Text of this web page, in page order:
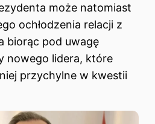
może natomiast
ochłodzenia relacji z
biorąc pod uwagę
nowego lidera, które
przychylne w kwestii